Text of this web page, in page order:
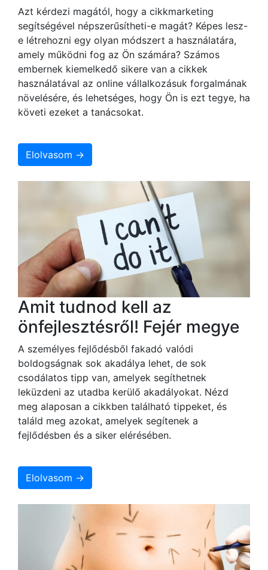
Azt kérdezi magától, hogy a cikkmarketing
segítségével népszerűsítheti-e magát? Képes lesz-
e létrehozni egy olyan módszert a használatára,
amely működni fog az Ön számára? Számos
embernek kiemelkedő sikere van a cikkek
használatával az online vállalkozásuk forgalmának
növelésére, és lehetséges, hogy Ön is ezt tegye, ha
követi ezeket a tanácsokat.
Elolvasom →
Amit tudnod kell az
önfejlesztésről! Fejér megye
A személyes fejlődésből fakadó valódi
boldogságnak sok akadálya lehet, de sok
csodálatos tipp van, amelyek segíthetnek
leküzdeni az utadba kerülő akadályokat. Nézd
meg alaposan a cikkben található tippeket, és
találd meg azokat, amelyek segítenek a
fejlődésben és a siker elérésében.
Elolvasom →